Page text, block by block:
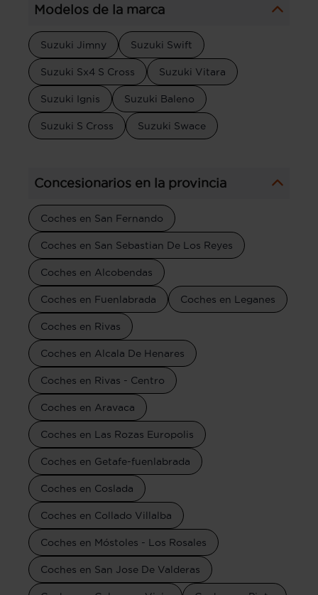
Modelos de la marca
Suzuki Jimny Suzuki Swift
Suzuki Sx4 S Cross Suzuki Vitara
Suzuki Ignis Suzuki Baleno
Suzuki S Cross Suzuki Swace
Concesionarios en la provincia
Coches en San Fernando
Coches en San Sebastian De Los Reyes
Coches en Alcobendas
Coches en Fuenlabrada Coches en Leganes
Coches en Rivas
Coches en Alcala De Henares
Coches en Rivas - Centro
Coches en Aravaca
Coches en Las Rozas Europolis
Coches en Getafe-fuenlabrada
Coches en Coslada
Coches en Collado Villalba
Coches en Móstoles - Los Rosales
Coches en San Jose De Valderas